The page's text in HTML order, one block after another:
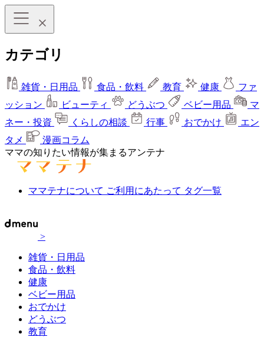
カテゴリ
雑貨・日用品 食品・飲料 教育 健康
ファ
ッション
ビューティ どうぶつ ベビー用品
マ
ネー・投資
くらしの相談 行事 おでかけ
エン
タメ
漫画コラム
ママの知りたい情報が集まるアンテナ
ママテナについて ご利用にあたって タグ一覧
>
雑貨・日用品
食品・飲料
健康
ベビー用品
おでかけ
どうぶつ
教育